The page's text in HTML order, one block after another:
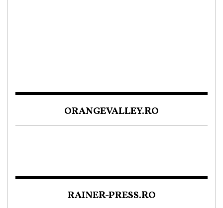
ORANGEVALLEY.RO
RAINER-PRESS.RO